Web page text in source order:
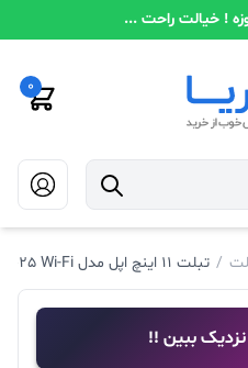
! خیالت راحت ...
0
/ تبلت 11 اینچ اپل مدل iPad 11 2025 Wi-Fi با ظرفیت حافظه ی 256 گیگابایت و رم 6 گیگ
ببین !!